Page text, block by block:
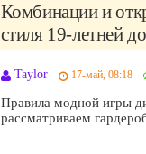
Комбинации и
стиля 19-летней
Taylor 17-май, 08:18
Правила модной игры
рассматриваем